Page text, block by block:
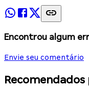
Encontrou algum
Envie seu comentário
Recomendados